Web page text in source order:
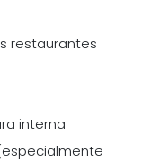
restaurantes
interna